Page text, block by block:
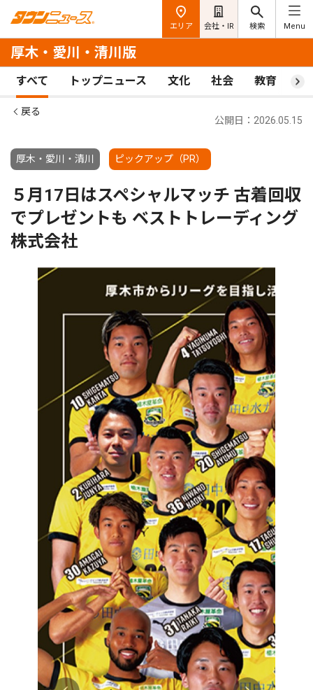
エリア 会社・IR 検索 Menu
厚木・愛川・清川版
すべて トップニュース 文化 社会 教育 ス
戻る
厚木・愛川・清川 ピックアップ（PR）
公開日：2026.05.15
５月17日はスペシャルマッチ 古着回収
でプレゼントも ベストトレーディング
株式会社